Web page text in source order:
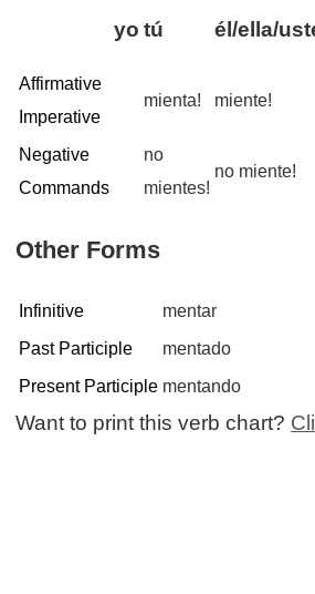
yo tú él/ella/
Affirmative
Imperative
mienta! miente!
Negative
Commands
no
mientes!
no miente!
Other Forms
Infinitive
mentar
Past Participle
mentado
Present Participle mentando
Want to print this verb chart?